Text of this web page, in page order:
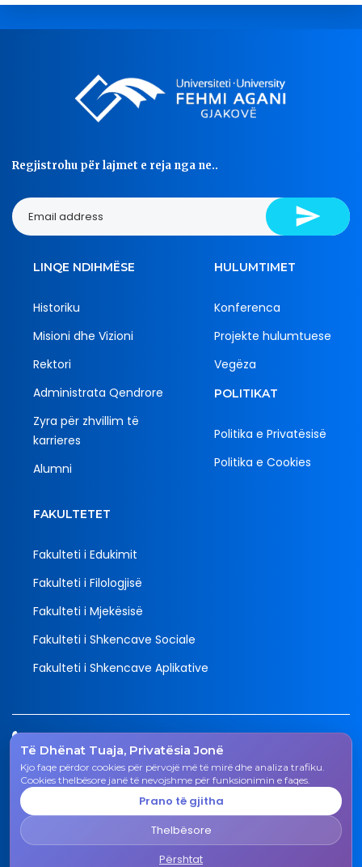
Të Dhënat Tuaja, Privatësia Jonë
Kjo faqe përdor cookies për përvojë më të mirë dhe analiza trafiku.
Cookies thelbësore janë të nevojshme për funksionimin e faqes.
Prano të gjitha
Thelbësore
Përshtat
Regjistrohu për lajmet e reja nga ne..
LINQE NDIHMËSE
Historiku
Misioni dhe Vizioni
Rektori
Administrata Qendrore
Zyra për zhvillim të
karrieres
Alumni
HULUMTIMET
Konferenca
Projekte hulumtuese
Vegëza
POLITIKAT
Politika e Privatësisë
Politika e Cookies
FAKULTETET
Fakulteti i Edukimit
Fakulteti i Filologjisë
Fakulteti i Mjekësisë
Fakulteti i Shkencave Sociale
Fakulteti i Shkencave Aplikative
Tel.
038 200 20 831
Email
rektorati@uni-gjk.org
Rektorati - Rr. "Ismail Qemali", n.n., 50 000 Gjakovë,
Republika e Kosovës